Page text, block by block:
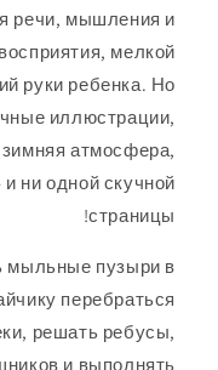
речи, мышления и
мелкой
руки ребенка. Но
иллюстрации,
атмосфера,
ни одной скучной
страницы!
мыльные пузыри в
перебраться
решать ребусы,
и выполнять